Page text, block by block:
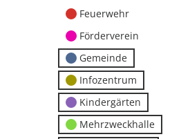
Feuerwehr
Förderverein
Gemeinde
Infozentrum
Kindergärten
Mehrzweckhalle